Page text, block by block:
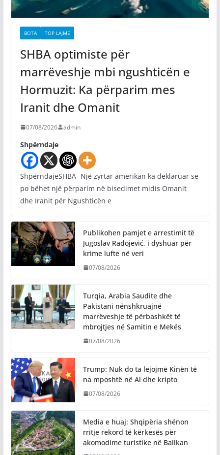
BOTA TOP LAJME
SHBA optimiste për
marrëveshje mbi ngushticën e
Hormuzit: Ka përparim mes
Iranit dhe Omanit
07/08/2026 admin
Shpërndaje
ShpërndajeSHBA- Një zyrtar amerikan ka deklaruar se
po bëhet një përparim në bisedimet midis Omanit
dhe Iranit për Ngushticën e
Publikohen pamjet e arrestimit të
Jugoslav Radojević, i dyshuar për
krime lufte në veri
07/08/2026
Turqia, Arabia Saudite dhe
Pakistani nënshkruajnë
marrëveshje të përbashkët të
mbrojtjes në Samitin e Mekës
07/08/2026
Trump: Nuk do ta lejojmë Kinën të
na mposhtë në Al dhe kripto
07/08/2026
Media e huaj: Shqipëria shënon
rritje rekord të kërkesës për
akomodime turistike në Ballkan